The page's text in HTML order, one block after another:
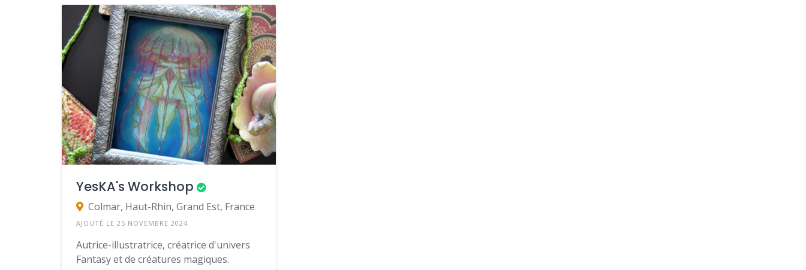
YesKA's Workshop
Colmar, Haut-Rhin, Grand Est, France
AJOUTÉ LE 25 NOVEMBRE 2024
Autrice-illustratrice, créatrice d'univers
Fantasy et de créatures magiques.